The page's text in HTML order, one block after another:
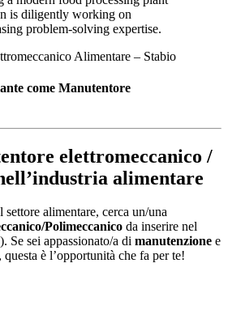
Alimentare – Stabio
come Manutentore
elettromeccanico /
alimentare
settore alimentare, cerca un/una
Polimeccanico da inserire nel
Se sei appassionato/a di manutenzione e
è l’opportunità che fa per te!